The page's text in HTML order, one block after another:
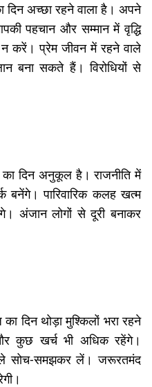
अच्छा रहने वाला है। अपने
पहचान और सम्मान में वृद्धि
न करें। प्रेम जीवन में रहने वाले
बना सकते हैं। विरोधियों से
दिन अनुकूल है। राजनीति में
बनेंगे। पारिवारिक कलह खत्म
अंजान लोगों से दूरी बनाकर
दिन थोड़ा मुश्किलों भरा रहने
कुछ खर्च भी अधिक रहेंगे।
सोच-समझकर लें। जरूरतमंद